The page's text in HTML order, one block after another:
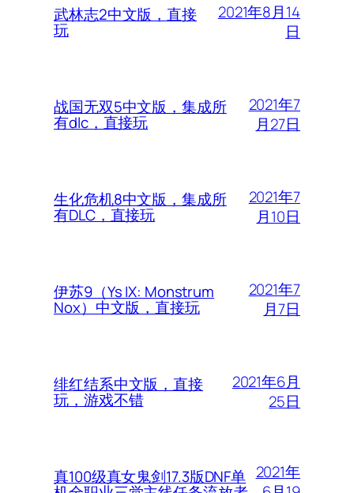
武林志2中文版，直接
玩
2021年8月14
日
战国无双5中文版，集成所
有dlc，直接玩
2021年7
月27日
生化危机8中文版，集成所
有DLC，直接玩
2021年7
月10日
伊苏9（Ys IX: Monstrum
Nox）中文版，直接玩
2021年7
月7日
绯红结系中文版，直接
玩，游戏不错
2021年6月
25日
真100级真女鬼剑17.3版DNF单 2021年